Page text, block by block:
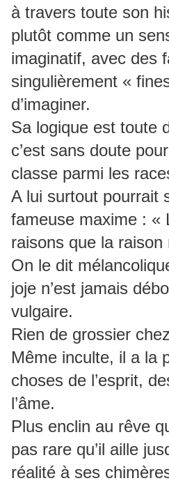
à travers toute son
plutôt comme un
imaginatif, avec des
singulièrement «
d’imaginer.
Sa logique est toute
c’est sans doute
classe parmi les
A lui surtout pourrait
fameuse maxime : «
raisons que la
On le dit
joje n’est jamais
vulgaire.
Rien de grossier
Même inculte, il a la
choses de l’esprit,
l’âme.
Plus enclin au rêve
pas rare qu’il aille
réalité à ses